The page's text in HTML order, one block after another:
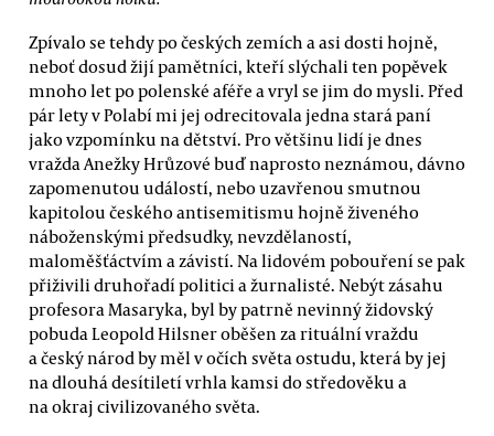
Zpívalo se tehdy po českých zemích a asi dosti hojně,
neboť dosud žijí pamětníci, kteří slýchali ten popěvek
mnoho let po polenské aféře a vryl se jim do mysli. Před
pár lety v Polabí mi jej odrecitovala jedna stará paní
jako vzpomínku na dětství. Pro většinu lidí je dnes
vražda Anežky Hrůzové buď naprosto neznámou, dávno
zapomenutou událostí, nebo uzavřenou smutnou
kapitolou českého antisemitismu hojně živeného
náboženskými předsudky, nevzdělaností,
maloměšťáctvím a závistí. Na lidovém pobouření se pak
přiživili druhořadí politici a žurnalisté. Nebýt zásahu
profesora Masaryka, byl by patrně nevinný židovský
pobuda Leopold Hilsner oběšen za rituální vraždu
a český národ by měl v očích světa ostudu, která by jej
na dlouhá desítiletí vrhla kamsi do středověku a
na okraj civilizovaného světa.